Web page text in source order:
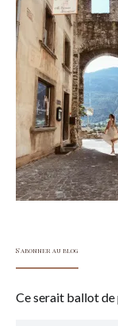
S'abonner au blog
Ce serait ballot de